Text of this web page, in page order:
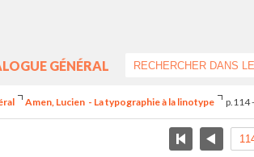
GÉNÉRAL
Amen, Lucien - La typographie à la linotype p.114